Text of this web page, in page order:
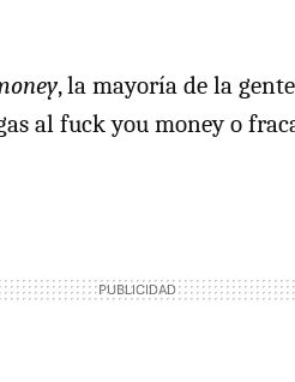
, la mayoría de la
al fuck you money o